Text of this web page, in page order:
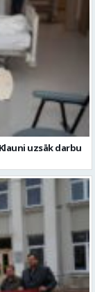
uzsāk darbu